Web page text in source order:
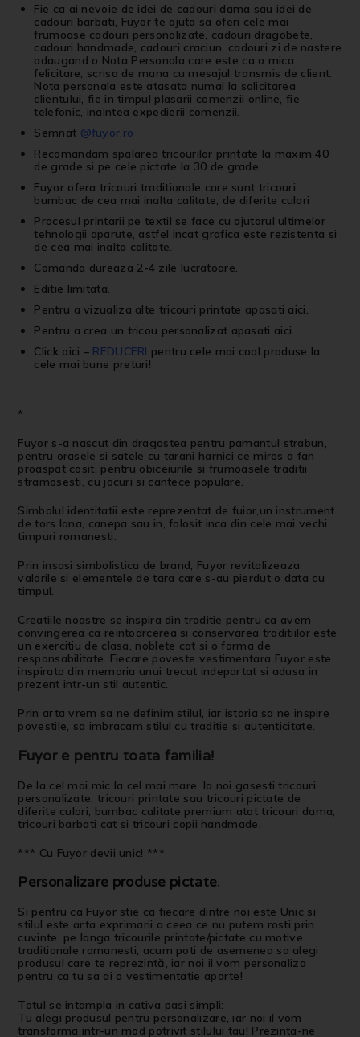
Fie ca ai nevoie de idei de cadouri dama sau idei de
cadouri barbati, Fuyor te ajuta sa oferi cele mai
frumoase cadouri personalizate, cadouri dragobete,
cadouri handmade, cadouri craciun, cadouri zi de nastere
adaugand o Nota Personala care este ca o mica
felicitare, scrisa de mana cu mesajul transmis de client.
Nota personala este atasata numai la solicitarea
clientului, fie in timpul plasarii comenzii online, fie
telefonic, inaintea expedierii comenzii.
Semnat @fuyor.ro
Recomandam spalarea tricourilor printate la maxim 40
de grade si pe cele pictate la 30 de grade.
Fuyor ofera tricouri traditionale care sunt tricouri
bumbac de cea mai inalta calitate, de diferite culori
Procesul printarii pe textil se face cu ajutorul ultimelor
tehnologii aparute, astfel incat grafica este rezistenta si
de cea mai inalta calitate.
Comanda dureaza 2-4 zile lucratoare.
Editie limitata.
Pentru a vizualiza alte tricouri printate apasati aici.
Pentru a crea un tricou personalizat apasati aici.
Click aici – REDUCERI pentru cele mai cool produse la
cele mai bune preturi!
*
Fuyor s-a nascut din dragostea pentru pamantul strabun,
pentru orasele si satele cu tarani harnici ce miros a fan
proaspat cosit, pentru obiceiurile si frumoasele traditii
stramosesti, cu jocuri si cantece populare.
Simbolul identitatii este reprezentat de fuior,un instrument
de tors lana, canepa sau in, folosit inca din cele mai vechi
timpuri romanesti.
Prin insasi simbolistica de brand, Fuyor revitalizeaza
valorile si elementele de tara care s-au pierdut o data cu
timpul.
Creatiile noastre se inspira din traditie pentru ca avem
convingerea ca reintoarcerea si conservarea traditiilor este
un exercitiu de clasa, noblete cat si o forma de
responsabilitate. Fiecare poveste vestimentara Fuyor este
inspirata din memoria unui trecut indepartat si adusa in
prezent intr-un stil autentic.
Prin arta vrem sa ne definim stilul, iar istoria sa ne inspire
povestile, sa imbracam stilul cu traditie si autenticitate.
Fuyor e pentru toata familia!
De la cel mai mic la cel mai mare, la noi gasesti tricouri
personalizate, tricouri printate sau tricouri pictate de
diferite culori, bumbac calitate premium atat tricouri dama,
tricouri barbati cat si tricouri copii handmade.
*** Cu Fuyor devii unic! ***
Personalizare produse pictate.
Si pentru ca Fuyor stie ca fiecare dintre noi este Unic si
stilul este arta exprimarii a ceea ce nu putem rosti prin
cuvinte, pe langa tricourile printate/pictate cu motive
traditionale romanesti, acum poti de asemenea sa alegi
produsul care te reprezintă, iar noi il vom personaliza
pentru ca tu sa ai o vestimentatie aparte!
Totul se intampla in cativa pasi simpli:
Tu alegi produsul pentru personalizare, iar noi il vom
transforma intr-un mod potrivit stilului tau! Prezinta-ne